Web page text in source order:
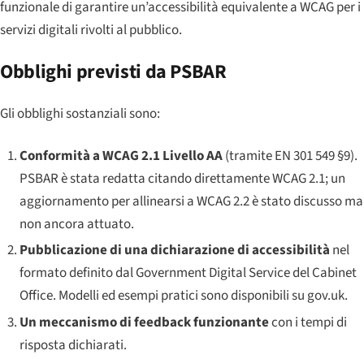
funzionale di garantire un’accessibilità equivalente a WCAG per i
servizi digitali rivolti al pubblico.
Obblighi previsti da PSBAR
Gli obblighi sostanziali sono:
Conformità a WCAG 2.1 Livello AA(tramite EN 301 549 §9).
PSBAR è stata redatta citando direttamente WCAG 2.1; un
aggiornamento per allinearsi a WCAG 2.2 è stato discusso ma
non ancora attuato.
Pubblicazione di una dichiarazione di accessibilità nel
formato definito dal Government Digital Service del Cabinet
Office. Modelli ed esempi pratici sono disponibili su gov.uk.
Un meccanismo di feedback funzionantecon i tempi di
risposta dichiarati.